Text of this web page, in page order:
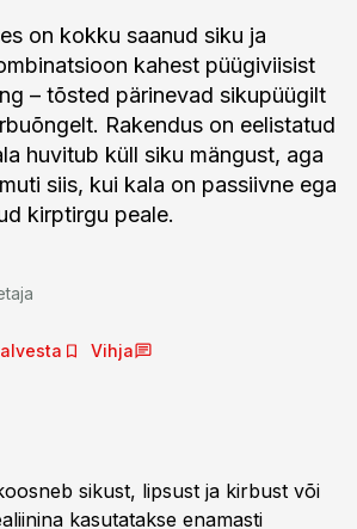
on kokku saanud siku ja
kahest püügiviisist
– tõsted pärinevad sikupüügilt
Rakendus on eelistatud
huvitub küll siku mängust, aga
siis, kui kala on passiivne ega
kirptirgu peale.
Vihja
sikust, lipsust ja kirbust või
kasutatakse enamasti